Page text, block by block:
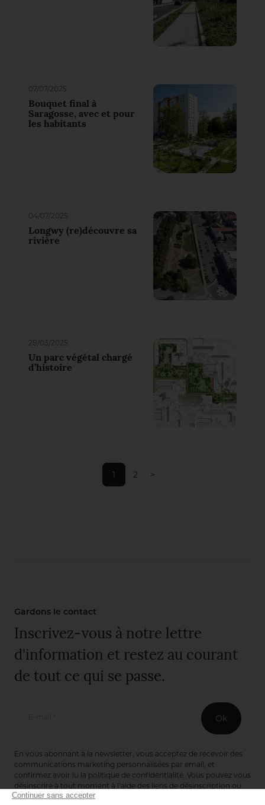
07/07/2025
Bouquet final à
Saragosse, avec et pour
les habitants
04/07/2025
Longwy (re)découvre sa
rivière
28/03/2025
Un parc végétal chargé
d’histoire
1 2 >
Gardons le contact
Inscrivez-vous à notre lettre
d'information et restez au courant
de tout ce qui se passe.
E-mail * Ok
En vous abonnant à la newsletter, vous acceptez de recevoir des
communications marketing personnalisées par email, et
confirmez avoir lu la politique de confidentialité. Vous pouvez vous
désinscrire à tout moment à l’aide des liens de désinscription ou
en nous contactant via notre formulaire de contact :